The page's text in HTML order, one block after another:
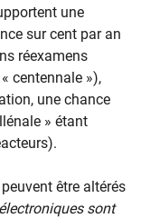
une
sur cent par an
réexamens
centennale »),
une chance
» étant
être altérés
sont